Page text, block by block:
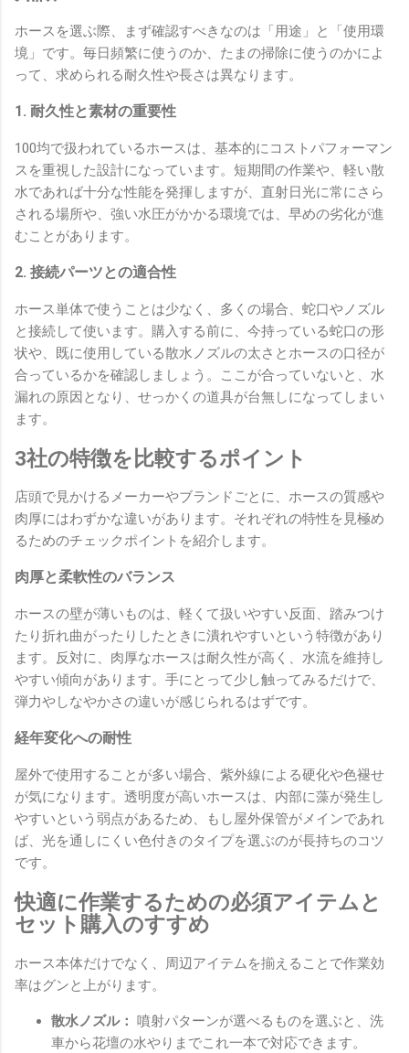
ホースを選ぶ際、まず確認すべきなのは「用途」と「使用環
境」です。毎日頻繁に使うのか、たまの掃除に使うのかによ
って、求められる耐久性や長さは異なります。
1. 耐久性と素材の重要性
100均で扱われているホースは、基本的にコストパフォーマン
スを重視した設計になっています。短期間の作業や、軽い散
水であれば十分な性能を発揮しますが、直射日光に常にさら
される場所や、強い水圧がかかる環境では、早めの劣化が進
むことがあります。
2. 接続パーツとの適合性
ホース単体で使うことは少なく、多くの場合、蛇口やノズル
と接続して使います。購入する前に、今持っている蛇口の形
状や、既に使用している散水ノズルの太さとホースの口径が
合っているかを確認しましょう。ここが合っていないと、水
漏れの原因となり、せっかくの道具が台無しになってしまい
ます。
3社の特徴を比較するポイント
店頭で見かけるメーカーやブランドごとに、ホースの質感や
肉厚にはわずかな違いがあります。それぞれの特性を見極め
るためのチェックポイントを紹介します。
肉厚と柔軟性のバランス
ホースの壁が薄いものは、軽くて扱いやすい反面、踏みつけ
たり折れ曲がったりしたときに潰れやすいという特徴があり
ます。反対に、肉厚なホースは耐久性が高く、水流を維持し
やすい傾向があります。手にとって少し触ってみるだけで、
弾力やしなやかさの違いが感じられるはずです。
経年変化への耐性
屋外で使用することが多い場合、紫外線による硬化や色褪せ
が気になります。透明度が高いホースは、内部に藻が発生し
やすいという弱点があるため、もし屋外保管がメインであれ
ば、光を通しにくい色付きのタイプを選ぶのが長持ちのコツ
です。
快適に作業するための必須アイテムと
セット購入のすすめ
ホース本体だけでなく、周辺アイテムを揃えることで作業効
率はグンと上がります。
散水ノズル： 噴射パターンが選べるものを選ぶと、洗
車から花壇の水やりまでこれ一本で対応できます。